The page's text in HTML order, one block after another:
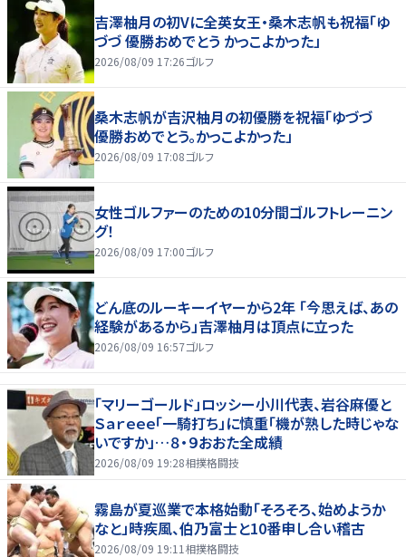
吉澤柚月の初Vに全英女王・桑木志帆も祝福「ゆ
づづ 優勝おめでとう かっこよかった」
2026/08/09 17:26ゴルフ
桑木志帆が吉沢柚月の初優勝を祝福「ゆづづ
優勝おめでとう。かっこよかった」
2026/08/09 17:08ゴルフ
女性ゴルファーのための10分間ゴルフトレーニン
グ！
2026/08/09 17:00ゴルフ
どん底のルーキーイヤーから2年 「今思えば、あの
経験があるから」吉澤柚月は頂点に立った
2026/08/09 16:57ゴルフ
「マリーゴールド」ロッシー小川代表、岩谷麻優と
Ｓａｒｅｅｅ「一騎打ち」に慎重「機が熟した時じゃな
いですか」…８・９おおた全成績
2026/08/09 19:28相撲格闘技
霧島が夏巡業で本格始動「そろそろ、始めようか
なと」時疾風、伯乃富士と10番申し合い稽古
2026/08/09 19:11 相撲格闘技